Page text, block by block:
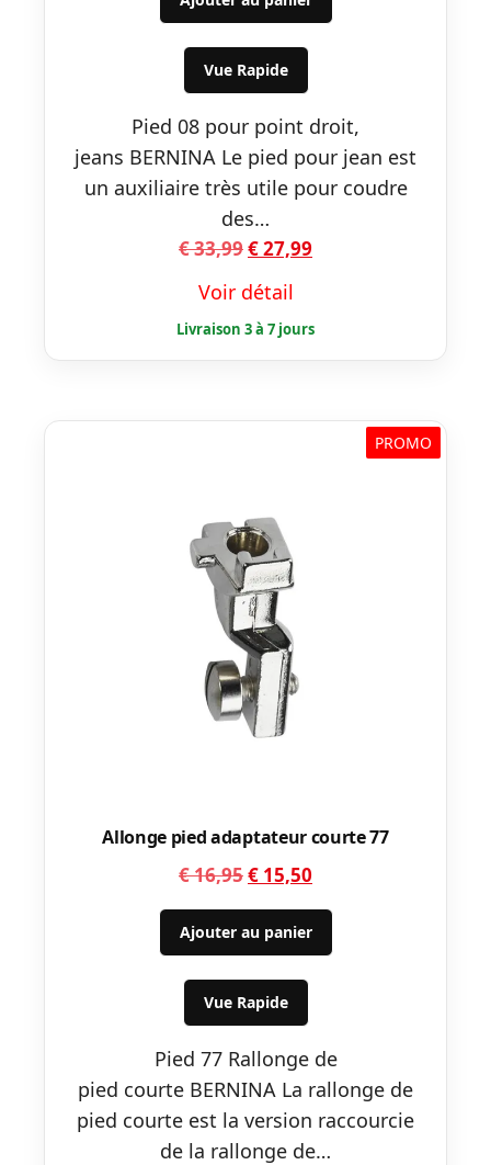
était :
€ 33,99.
est :
Vue Rapide
Pied 08 pour point droit,
jeans BERNINA Le pied pour jean est
un auxiliaire très utile pour coudre
des…
€33,99Le
initial
était :
€ 33,99.
€27,99
est :
€ 27,99.
Voir détail
PROMO
Allonge pied adaptateur courte 77
€16,95Le
prix
initial
était :
€ 16,95.
€ 15,50
prix
actuel
est :
Ajouter au panier
Vue Rapide
Pied 77 Rallonge de
pied courte BERNINA La rallonge de
pied courte est la version raccourcie
de la rallonge de…